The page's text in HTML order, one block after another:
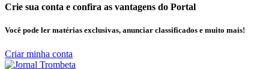
Crie sua conta e confira as vantagens do Portal
Você pode ler matérias exclusivas, anunciar classificados e muito mais!
Criar minha conta